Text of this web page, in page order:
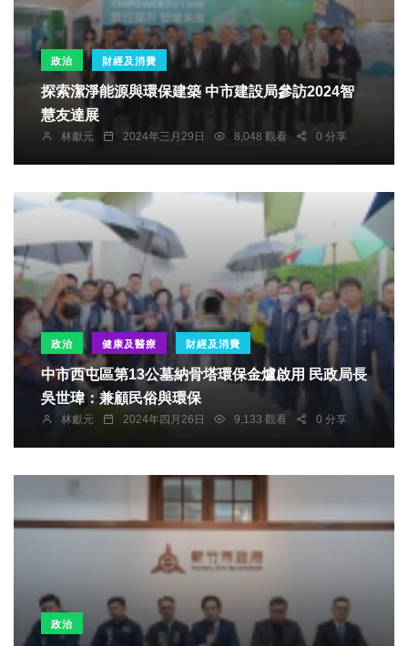
政治 財經及消費
探索潔淨能源與環保建築 中市建設局參訪2024智
慧友達展
林獻元 2024年三月29日 8,048 觀看 0 分享
政治 健康及醫療 財經及消費
中市西屯區第13公墓納骨塔環保金爐啟用 民政局長
吳世瑋：兼顧民俗與環保
林獻元 2024年四月26日 9,133 觀看 0 分享
政治